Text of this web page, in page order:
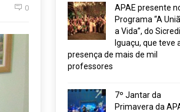
0
APAE presente
Programa “A
a Vida”, do Sicredi
Iguaçu, que teve
presença de mais de mil
professores
7º Jantar da
Primavera da